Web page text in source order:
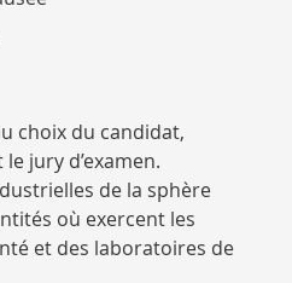
choix du candidat,
jury d’examen.
de la sphère
où exercent les
et des laboratoires de